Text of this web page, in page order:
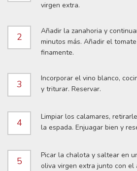
virgen extra.
2
Añadir la zanahoria y
minutos más. Añadir el
finamente.
3
Incorporar el vino blanco,
y triturar. Reservar.
4
Limpiar los calamares,
la espada. Enjuagar bien y
5
Picar la chalota y saltear en
oliva virgen extra junto con el